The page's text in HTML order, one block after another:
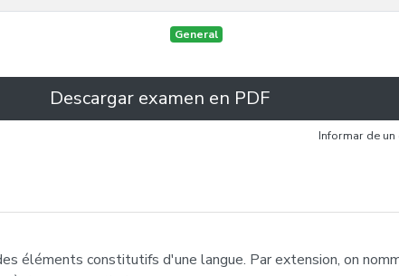
General
Descargar examen en PDF
Informar de
éléments constitutifs d'une langue. Par extension, on